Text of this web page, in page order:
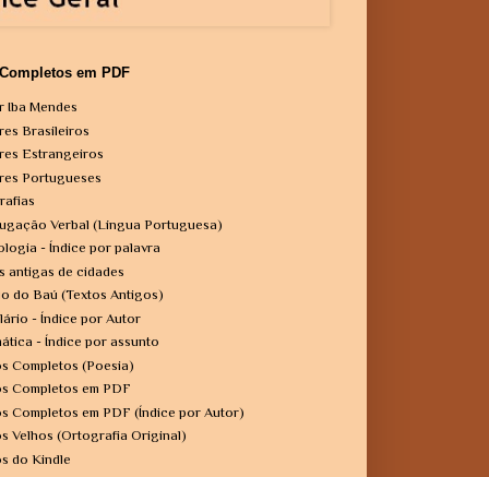
em PDF
Iba Mendes
Brasileiros
Estrangeiros
Portugueses
Verbal (Língua Portuguesa)
- Índice por palavra
antigas de cidades
do Baú (Textos Antigos)
- Índice por Autor
- Índice por assunto
Completos (Poesia)
Completos em PDF
Completos em PDF (Índice por Autor)
Velhos (Ortografia Original)
do Kindle